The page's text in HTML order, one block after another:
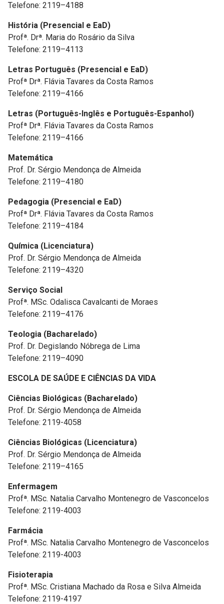
Telefone: 2119–4188
História (Presencial e EaD)
Profª. Drª. Maria do Rosário da Silva
Telefone: 2119–4113
Letras Português (Presencial e EaD)
Profª Drª. Flávia Tavares da Costa Ramos
Telefone: 2119–4166
Letras (Português-Inglês e Português-Espanhol)
Profª Drª. Flávia Tavares da Costa Ramos
Telefone: 2119–4166
Matemática
Prof. Dr. Sérgio Mendonça de Almeida
Telefone: 2119–4180
Pedagogia (Presencial e EaD)
Profª Drª. Flávia Tavares da Costa Ramos
Telefone: 2119–4184
Química (Licenciatura)
Prof. Dr. Sérgio Mendonça de Almeida
Telefone: 2119–4320
Serviço Social
Profª. MSc. Odalisca Cavalcanti de Moraes
Telefone: 2119–4176
Teologia (Bacharelado)
Prof. Dr. Degislando Nóbrega de Lima
Telefone: 2119–4090
ESCOLA DE SAÚDE E CIÊNCIAS DA VIDA
Ciências Biológicas (Bacharelado)
Prof. Dr. Sérgio Mendonça de Almeida
Telefone: 2119-4058
Ciências Biológicas (Licenciatura)
Prof. Dr. Sérgio Mendonça de Almeida
Telefone: 2119–4165
Enfermagem
Profª. MSc. Natalia Carvalho Montenegro de Vasconcelos
Telefone: 2119-4003
Farmácia
Profª. MSc. Natalia Carvalho Montenegro de Vasconcelos
Telefone: 2119-4003
Fisioterapia
Profª. MSc. Cristiana Machado da Rosa e Silva Almeida
Telefone: 2119-4197